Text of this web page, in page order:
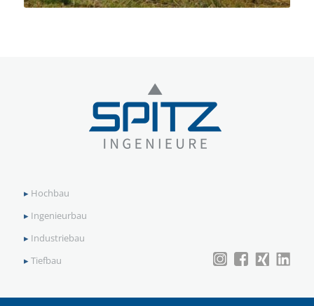
▸ Hochbau
▸ Ingenieurbau
▸ Industriebau
▸Tiefbau